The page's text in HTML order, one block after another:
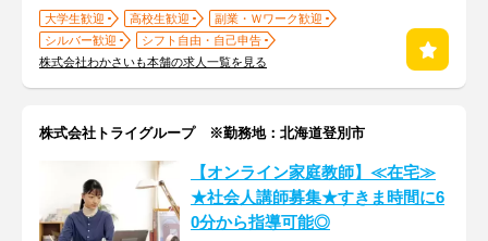
大学生歓迎 高校生歓迎
副業・Ｗワーク歓迎
シルバー歓迎
シフト自由・自己申告
株式会社わかさいも本舗の求人一覧を見る
株式会社トライグループ ※勤務地：北海道登別市
【オンライン家庭教師】≪在宅≫
★社会人講師募集★すきま時間に6
0分から指導可能◎